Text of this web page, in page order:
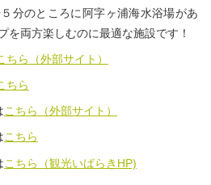
分のところに阿字ヶ浦海水浴場があ
を両方楽しむのに最適な施設です！
ちら（外部サイト）
ちら
こちら（外部サイト）
こちら
こちら（観光いばらきHP)